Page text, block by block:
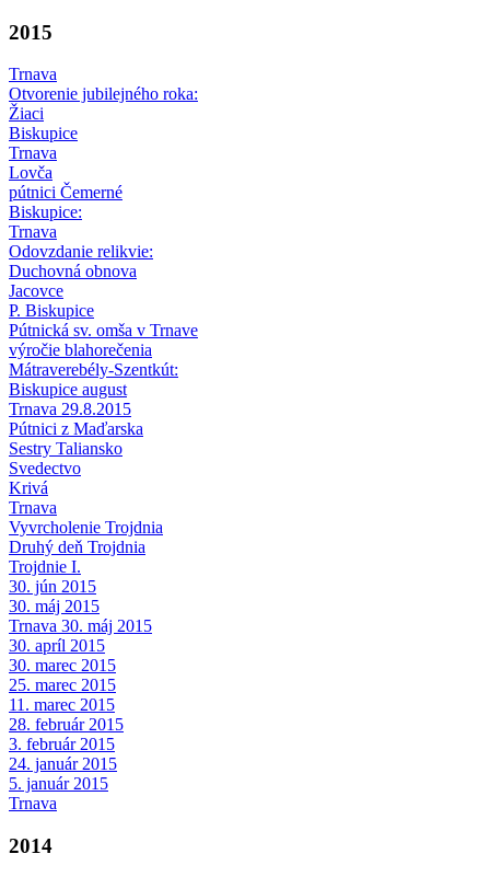
2015
Trnava
Otvorenie jubilejného roka:
Žiaci
Biskupice
Trnava
Lovča
pútnici Čemerné
Biskupice:
Trnava
Odovzdanie relikvie:
Duchovná obnova
Jacovce
P. Biskupice
Pútnická sv. omša v Trnave
výročie blahorečenia
Mátraverebély-Szentkút:
Biskupice august
Trnava 29.8.2015
Pútnici z Maďarska
Sestry Taliansko
Svedectvo
Krivá
Trnava
Vyvrcholenie Trojdnia
Druhý deň Trojdnia
Trojdnie I.
30. jún 2015
30. máj 2015
Trnava 30. máj 2015
30. apríl 2015
30. marec 2015
25. marec 2015
11. marec 2015
28. február 2015
3. február 2015
24. január 2015
5. január 2015
Trnava
2014